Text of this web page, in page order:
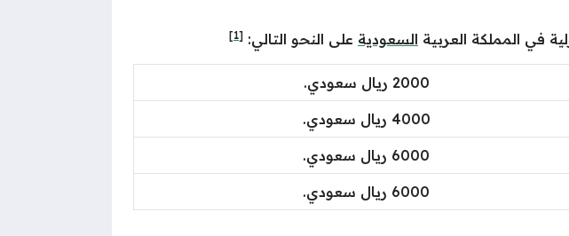
في المملكة العربية السعودية على النحو التالي: [1]
2000 ريال سعودي.
4000 ريال سعودي.
6000 ريال سعودي.
6000 ريال سعودي.